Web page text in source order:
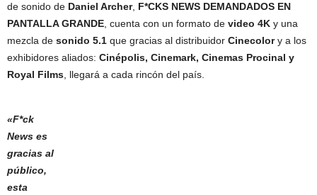
de sonido de Daniel Archer, F*CKS NEWS DEMANDADOS EN
PANTALLA GRANDE, cuenta con un formato de video 4K y una
mezcla de sonido 5.1 que gracias al distribuidor Cinecolory a los
exhibidores aliados: Cinépolis, Cinemark, Cinemas Procinal y
Royal Films, llegará a cada rincón del país.
«F*ck
News es
gracias al
público,
esta